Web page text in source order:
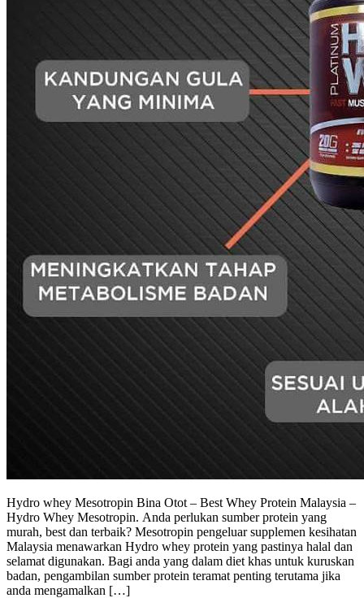
Hydro whey Mesotropin Bina Otot – Best Whey Protein Malaysia –
Hydro Whey Mesotropin. Anda perlukan sumber protein yang
murah, best dan terbaik? Mesotropin pengeluar supplemen kesihatan
Malaysia menawarkan Hydro whey protein yang pastinya halal dan
selamat digunakan. Bagi anda yang dalam diet khas untuk kuruskan
badan, pengambilan sumber protein teramat penting terutama jika
anda mengamalkan […]